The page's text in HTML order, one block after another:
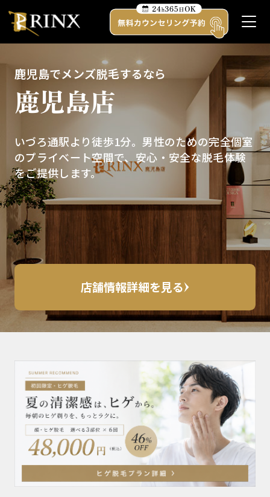
受付時間
（水曜定休）
平日 12:00 - 21:00 土日祝 11:00 -
TOP
キャンペーン
脱毛プラン・料金
RINXの脱毛技術
お客様の声
全国サロン一覧
鹿児島でメンズ脱毛するなら
鹿児島店
いづろ通駅より徒歩1分。男性のための完全個室
のプライベート空間で、安心・安全な脱毛体験
をご提供します。
店舗情報詳細を見る